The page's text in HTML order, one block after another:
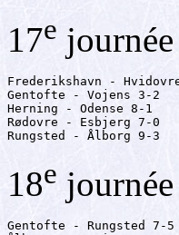
17e
Frederikshavn -
Gentofte - Vojens 3-2
Herning - Odense 8-1
Rødovre - Esbjerg 7-0
Rungsted - Ålborg 9-3
18e
Gentofte - Rungsted 7-5